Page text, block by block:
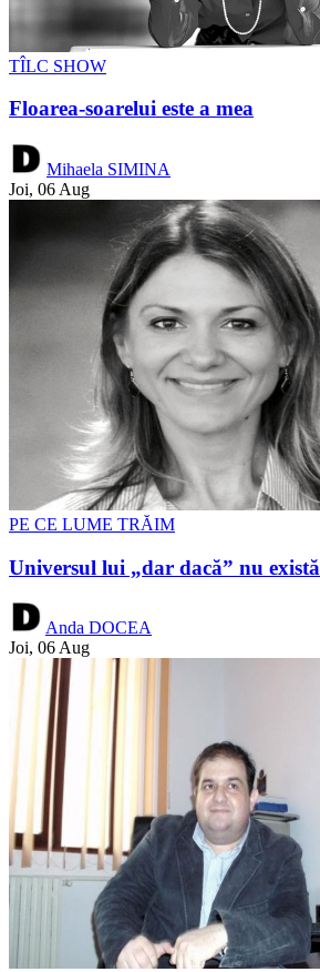
TÎLC SHOW
Floarea-soarelui este a mea
Mihaela SIMINA
Joi, 06 Aug
PE CE LUME TRĂIM
Universul lui „dar dacă” nu există
Anda DOCEA
Joi, 06 Aug